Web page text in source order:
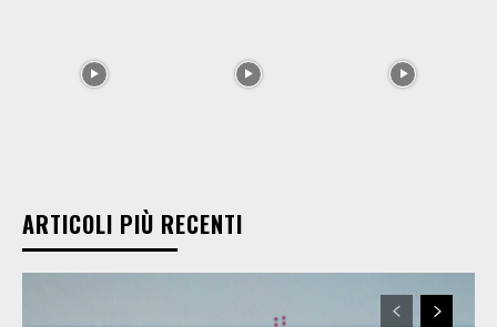
ARTICOLI PIÙ RECENTI